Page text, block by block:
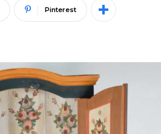
Pinterest